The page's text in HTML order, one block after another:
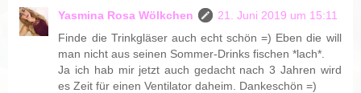
Yasmina Rosa Wölkchen
21. Juni 2019 um 15:11
Finde die Trinkgläser auch echt schön =) Eben die will
man nicht aus seinen Sommer-Drinks fischen *lach*.
Ja ich hab mir jetzt auch gedacht nach 3 Jahren wird
es Zeit für einen Ventilator daheim. Dankeschön =)